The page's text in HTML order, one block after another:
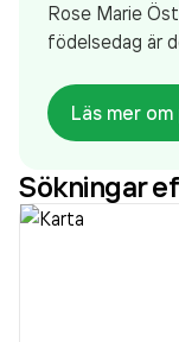
Rose Marie
födelsedag är
Läs mer
Sökningar